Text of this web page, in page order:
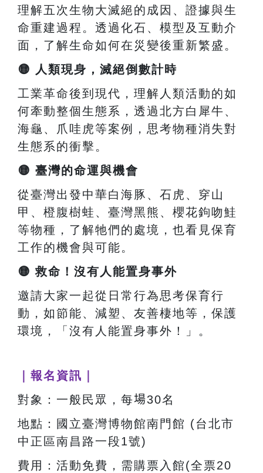
理解五次生物大滅絕的成因、證據與生
命重建過程。透過化石、模型及互動介
面，了解生命如何在災變後重新繁盛。
🟡 人類現身，滅絕倒數計時
工業革命後到現代，理解人類活動的如
何牽動整個生態系，透過北方白犀牛、
海龜、爪哇虎等案例，思考物種消失對
生態系的衝擊。
🟡 臺灣的命運與機會
從臺灣出發中華白海豚、石虎、穿山
甲、橙腹樹蛙、臺灣黑熊、櫻花鉤吻鮭
等物種，了解牠們的處境，也看見保育
工作的機會與可能。
🟡 救命！沒有人能置身事外
邀請大家一起從日常行為思考保育行
動，如節能、減塑、友善棲地等，保護
環境，「沒有人能置身事外！」。
｜報名資訊｜
對象：一般民眾，每場30名
地點：國立臺灣博物館南門館 (台北市
中正區南昌路一段1號)
費用：活動免費，需購票入館(全票20